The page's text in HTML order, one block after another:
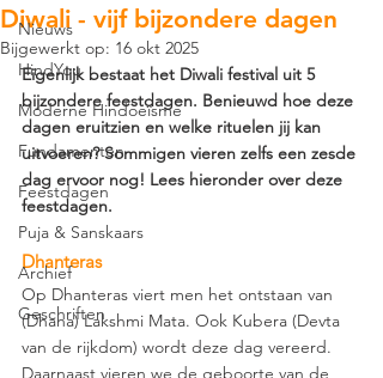
Nieuws
HindYou
Moderne Hindoeïsme
Fundamenten
Feestdagen
Puja & Sanskaars
Archief
Geschriften
Diwali - vijf bijzondere dagen
Bijgewerkt op: 16 okt 2025
Eigenlijk bestaat het Diwali festival uit 5
bijzondere feestdagen. Benieuwd hoe deze
dagen eruitzien en welke rituelen jij kan
uitvoeren? Sommigen vieren zelfs een zesde
dag ervoor nog! Lees hieronder over deze
feestdagen.
Dhanteras
Op Dhanteras viert men het ontstaan van
(Dhana) Lakshmi Mata. Ook Kubera (Devta
van de rijkdom) wordt deze dag vereerd.
Daarnaast vieren we de geboorte van de